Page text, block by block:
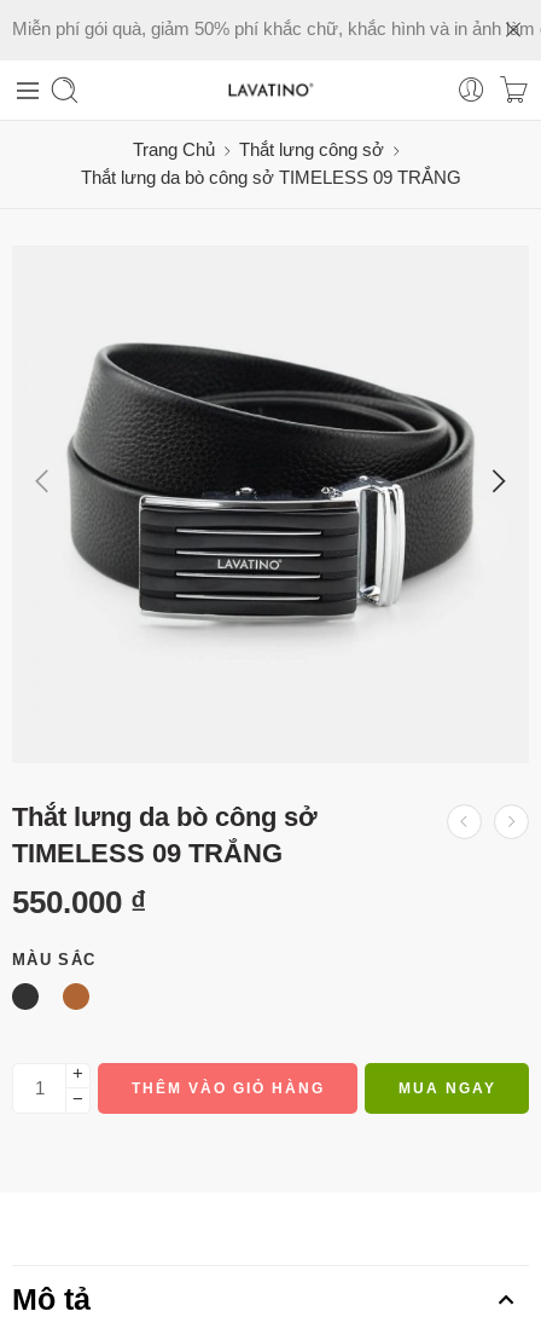
Miễn phí gói quà, giảm 50% phí khắc chữ, khắc hình và in ảnh làm
Trang Chủ
Thắt lưng công sở
Thắt lưng da bò công sở TIMELESS 09 TRẮNG
Thắt lưng da bò công sở
TIMELESS 09 TRẮNG
550.000 ₫
MÀU SẮC
+
−
THÊM VÀO GIỎ HÀNG MUA NGAY
Mô tả